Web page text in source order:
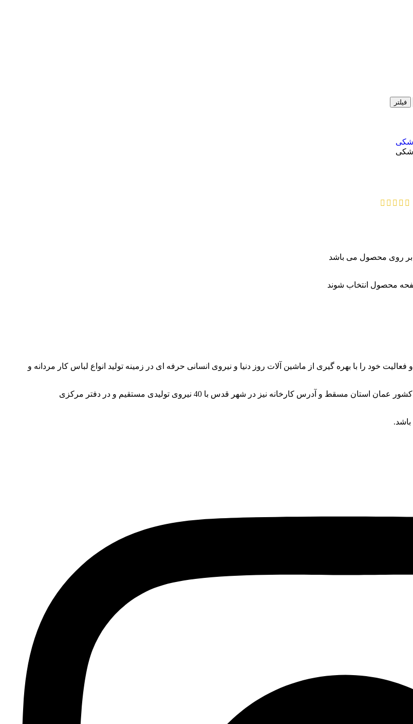
فیلتر
بر روی محصول می باشد
محصول انتخاب شوند
تاسیس گردید و فعالیت خود را با بهره گیری از ماشین آلات روز دنیا و نیروی انسانی حرفه ای در زمینه تولید انواع لباس کار مردانه و
این شرکت یکی از قطب های تولید لباس کار در ایران بوده و یک شعبه نیز در کشور عمان استان مسقط و آدرس کارخانه نیز در شهر قدس با 40 نیروی تولیدی مستقیم و در دفتر مرکزی